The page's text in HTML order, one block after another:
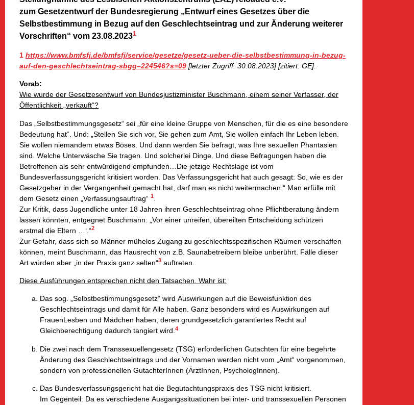
zum Gesetzentwurf der Bundesregierung „Entwurf eines Gesetzes über die
Selbstbestimmung in Bezug auf den Geschlechtseintrag und zur Änderung weiterer
Vorschriften“ vom 23.08.20231
1 https://www.bmfsfj.de/bmfsfj/service/gesetze/gesetz-ueber-die-selbstbestimmung-in-bezug-
auf-den-geschlechtseintrag-sbgg–224546?s=09 [letzter Zugriff: 30.08.2023] [zitiert: GE].
Vorab:
Wie wurde der Gesetzesentwurf von Bundesjustizminister Buschmann, einem seiner Verfasser, der
Öffentlichkeit „verkauft“?
Das „Selbstbestimmungsgesetz“ sei „für eine kleine Gruppe von Menschen, für die es eine besondere
Bedeutung hat“. Und: „Stellen Sie sich vor, Sie gehen zum Amt, Sie wollen einfach Ihr Leben leben.
Sie wollen niemandem etwas Böses. Und dann werden Sie befragt, was Ihre sexuellen Phantasien
sind. Welche Unterwäsche Sie tragen. Und solcherlei Dinge. Und diese Befragungen haben die
Betroffenen als sehr entwürdigend empfunden…Die jetzige Rechtslage ist vom
Bundesverfassungsgericht kritisiert worden. Das Verfassungsgericht hat auch gesagt: So, wie es der
Gesetzgeber in der Vergangenheit gemacht hat, darf man es nicht weitermachen.“ Man erfülle mit
dem Gesetz einen „Verfassungsauftrag“ 1
Zur Kritik, dass Jugendliche unter 18 Jahren ihren Geschlechtseintrag ohne Pflichtberatung ändern
lassen könnten, entgegnet Buschmann: „Vor einer unreifen, übereilten Entscheidung schützen
erstmal die Eltern …‘.“2
Zur Gefahr, dass sich so Männer mühelos Zugang zu geschlechtsspezifischen Räumen verschaffen
können, meint Buschmann, das Hausrecht von z.B. Saunabetreibern bleibe unberührt. Fälle dieser
Art würden aber „in der Praxis ganz selten“3 auftreten.
Diese Ausführungen entsprechen nicht den Tatsachen. Wahr ist:
Das sog. „Selbstbestimmungsgesetz“ wird Auswirkungen auf die Beweisfunktion des
Geschlechtseintrags und damit für Alle haben. Ganz besonders wird es Auswirkungen auf
FrauenLesben und Mädchen haben, deren grundgesetzlich garantiertes Recht auf
Gleichberechtigung dadurch tangiert wird.4
Die zwei nach dem Transsexuellengesetz (TSG) erforderlichen Gutachten für eine begehrte
Änderung des Geschlechtseintrags und der Vornamen werden nicht vom „Amt“ vorgenommen,
sondern von professionellen GutachterInnen (ÄrztInnen, PsychologInnen).
Das Bundesverfassungsgericht hat die Begutachtungspraxis des TSG nicht kritisiert.
Im Gegenteil: Da es verschiedene Ausgangssituationen bei inter- und transsexuellen Personen